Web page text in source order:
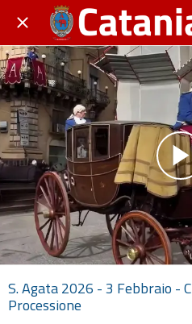
S. Agata 2026 - 3 Febbraio - Carrozza del Senato -
Processione